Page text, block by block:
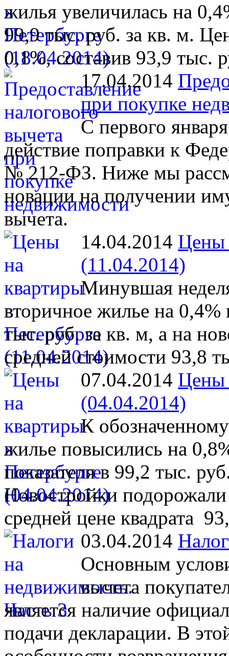
жилья увеличилась на
99,9 тыс. руб. за кв. м.
0,1%, составив 93,9 тыс.
17.04.2014
при покупке
С первого
действие поправки к
№ 212-ФЗ. Ниже мы
новации на получении
вычета.
14.04.2014 Цены
(11.04.2014)
Минувшая
вторичное жилье на
тыс. руб. за кв. м, а на
средней стоимости 93,8
07.04.2014 Цены
(04.04.2014)
К
жилье повысились на
показателя в 99,2 тыс.
Новостройки
средней цене квадрата
03.04.2014
Основным
вычета
является наличие
подачи декларации. В